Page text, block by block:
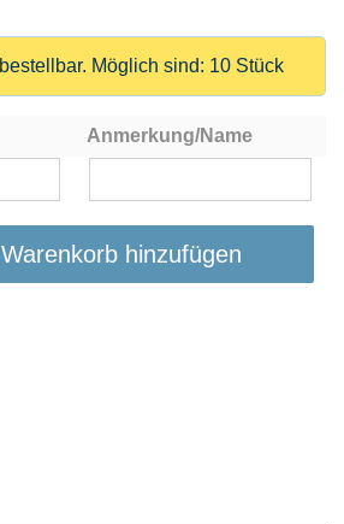
Möglich sind: 10 Stück
Anmerkung/Name
hinzufügen